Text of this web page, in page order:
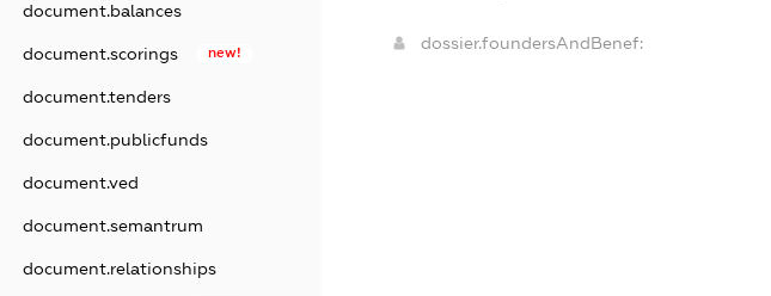
document.balances
document.scorings new!
document.tenders
document.publicfunds
document.ved
document.semantrum
document.relationships
dossier.foundersAndBenef: